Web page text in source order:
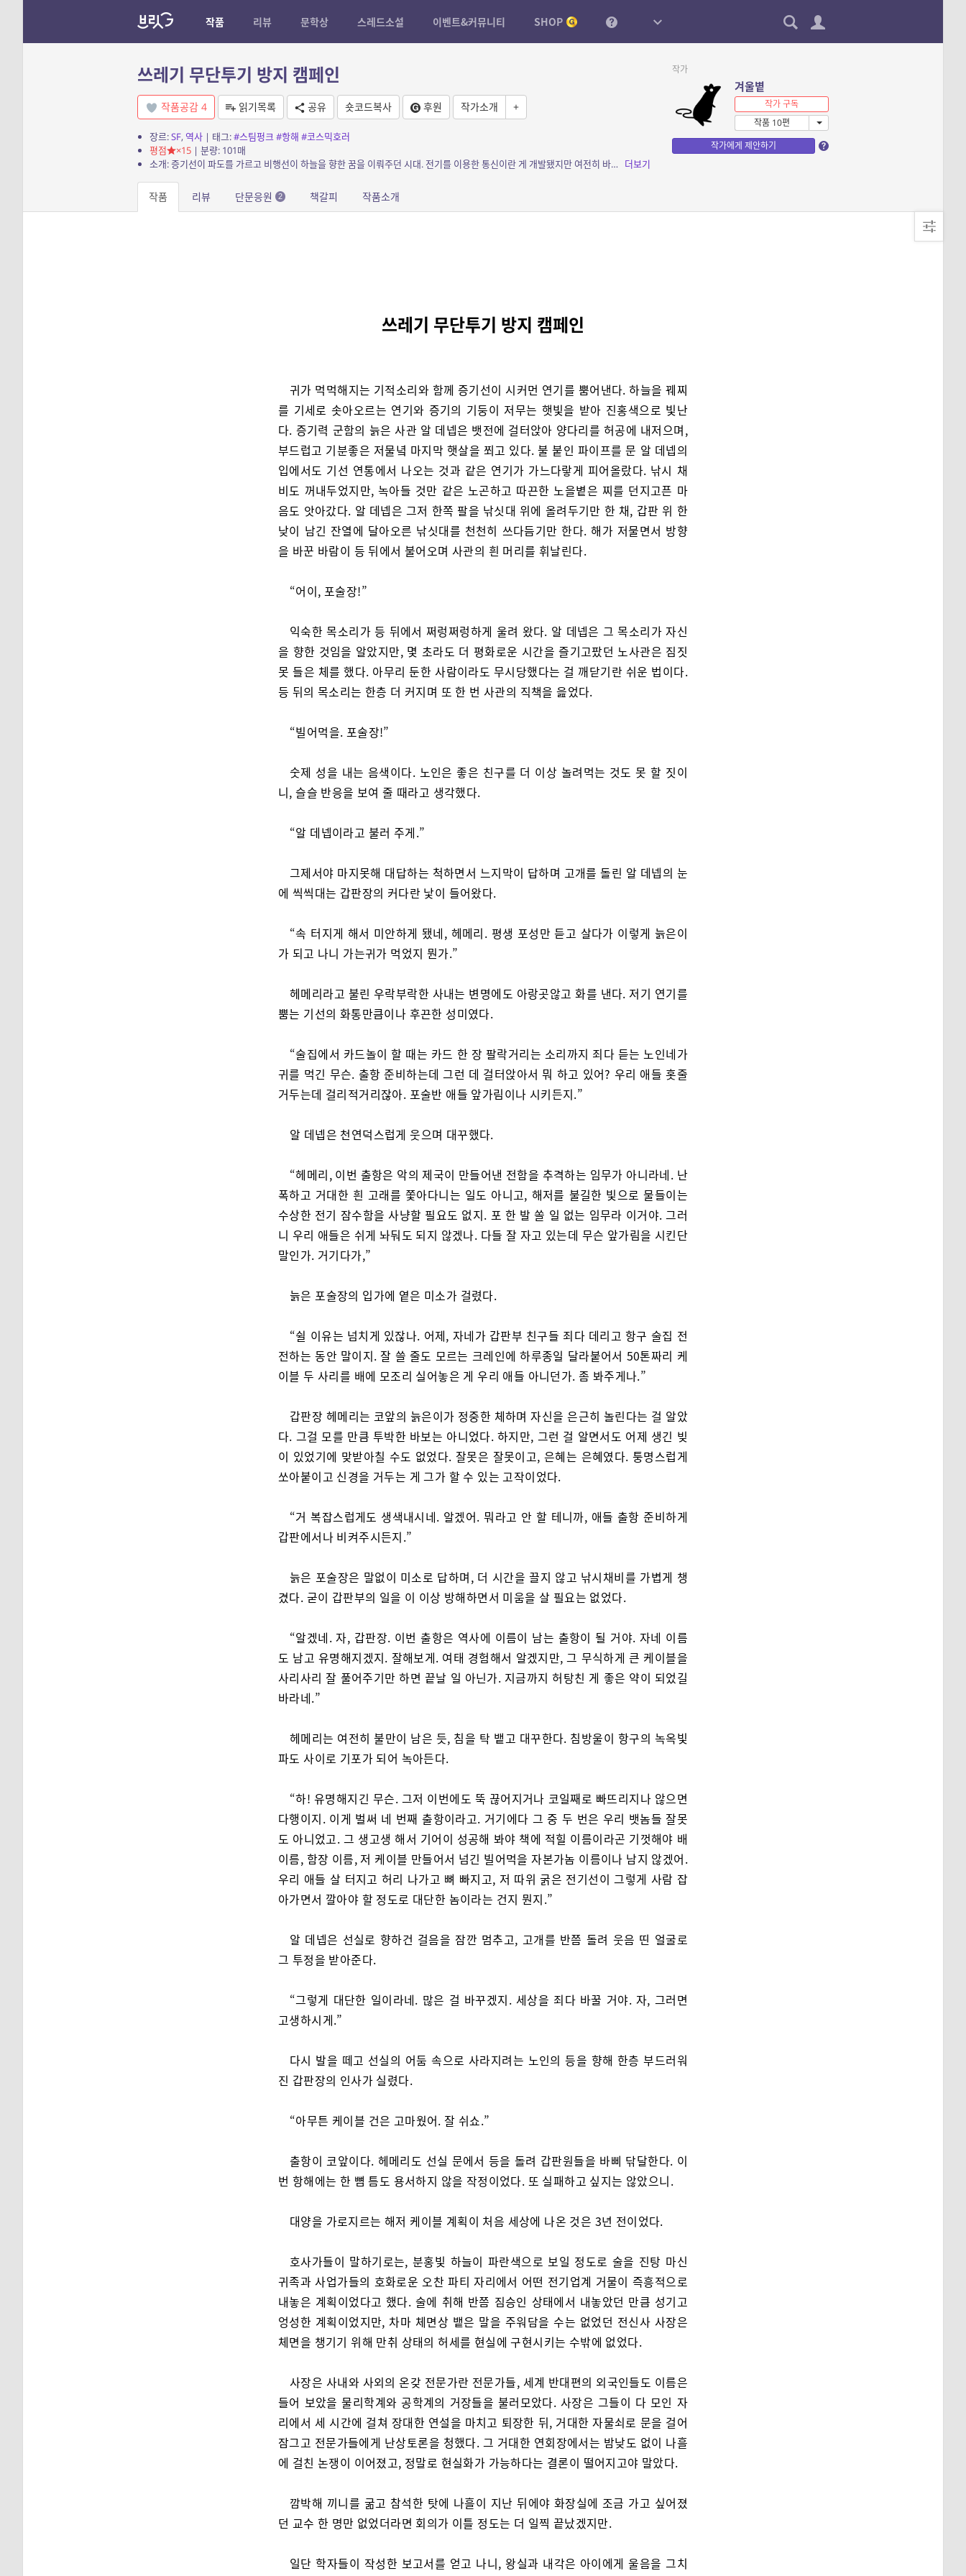
작품 리뷰 문학상 스레드소설 이벤트&커뮤니티 SHOP
쓰레기 무단투기 방지 캠페인
작품공감 4 읽기목록 공유 숏코드복사 후원 작가소개 +
장르:SF, 역사| 태그:#스팀펑크#항해 #코스믹호러
평점
×15| 분량: 101매
소개: 증기선이 파도를 가르고 비행선이 하늘을 향한 꿈을 이뤄주던 시대. 전기를 이용한 통신이란 게 개발됐지만 여전히 바다 너머까지는 전신이 닿지 않습니다. 머나먼 대륙까지 소식을 전하려... 더보기
작가
겨울볕
작가 구독
작품 10편
작가에게 제안하기
작품 리뷰 단문응원 2 책갈피 작품소개
쓰레기 무단투기 방지 캠페인
귀가 먹먹해지는 기적소리와 함께 증기선이 시커먼 연기를 뿜어낸다. 하늘을 꿰찌
를 기세로 솟아오르는 연기와 증기의 기둥이 저무는 햇빛을 받아 진홍색으로 빛난
다. 증기력 군함의 늙은 사관 알 데넵은 뱃전에 걸터앉아 양다리를 허공에 내저으며,
부드럽고 기분좋은 저물녘 마지막 햇살을 쬐고 있다. 불 붙인 파이프를 문 알 데넵의
입에서도 기선 연통에서 나오는 것과 같은 연기가 가느다랗게 피어올랐다. 낚시 채
비도 꺼내두었지만, 녹아들 것만 같은 노곤하고 따끈한 노을볕은 찌를 던지고픈 마
음도 앗아갔다. 알 데넵은 그저 한쪽 팔을 낚싯대 위에 올려두기만 한 채, 갑판 위 한
낮이 남긴 잔열에 달아오른 낚싯대를 천천히 쓰다듬기만 한다. 해가 저물면서 방향
을 바꾼 바람이 등 뒤에서 불어오며 사관의 흰 머리를 휘날린다.
“어이, 포술장!”
익숙한 목소리가 등 뒤에서 쩌렁쩌렁하게 울려 왔다. 알 데넵은 그 목소리가 자신
을 향한 것임을 알았지만, 몇 초라도 더 평화로운 시간을 즐기고팠던 노사관은 짐짓
못 들은 체를 했다. 아무리 둔한 사람이라도 무시당했다는 걸 깨닫기란 쉬운 법이다.
등 뒤의 목소리는 한층 더 커지며 또 한 번 사관의 직책을 읊었다.
“빌어먹을. 포술장!”
숫제 성을 내는 음색이다. 노인은 좋은 친구를 더 이상 놀려먹는 것도 못 할 짓이
니, 슬슬 반응을 보여 줄 때라고 생각했다.
“알 데넵이라고 불러 주게.”
그제서야 마지못해 대답하는 척하면서 느지막이 답하며 고개를 돌린 알 데넵의 눈
에 씩씩대는 갑판장의 커다란 낯이 들어왔다.
“속 터지게 해서 미안하게 됐네, 헤메리. 평생 포성만 듣고 살다가 이렇게 늙은이
가 되고 나니 가는귀가 먹었지 뭔가.”
헤메리라고 불린 우락부락한 사내는 변명에도 아랑곳않고 화를 낸다. 저기 연기를
뿜는 기선의 화통만큼이나 후끈한 성미였다.
“술집에서 카드놀이 할 때는 카드 한 장 팔락거리는 소리까지 죄다 듣는 노인네가
귀를 먹긴 무슨. 출항 준비하는데 그런 데 걸터앉아서 뭐 하고 있어? 우리 애들 홋줄
거두는데 걸리적거리잖아. 포술반 애들 앞가림이나 시키든지.”
알 데넵은 천연덕스럽게 웃으며 대꾸했다.
“헤메리, 이번 출항은 악의 제국이 만들어낸 전함을 추격하는 임무가 아니라네. 난
폭하고 거대한 흰 고래를 쫓아다니는 일도 아니고, 해저를 불길한 빛으로 물들이는
수상한 전기 잠수함을 사냥할 필요도 없지. 포 한 발 쏠 일 없는 임무라 이거야. 그러
니 우리 애들은 쉬게 놔둬도 되지 않겠나. 다들 잘 자고 있는데 무슨 앞가림을 시킨단
말인가. 거기다가,”
늙은 포술장의 입가에 옅은 미소가 걸렸다.
“쉴 이유는 넘치게 있잖나. 어제, 자네가 갑판부 친구들 죄다 데리고 항구 술집 전
전하는 동안 말이지. 잘 쓸 줄도 모르는 크레인에 하루종일 달라붙어서 50톤짜리 케
이블 두 사리를 배에 모조리 실어놓은 게 우리 애들 아니던가. 좀 봐주게나.”
갑판장 헤메리는 코앞의 늙은이가 정중한 체하며 자신을 은근히 놀린다는 걸 알았
다. 그걸 모를 만큼 투박한 바보는 아니었다. 하지만, 그런 걸 알면서도 어제 생긴 빚
이 있었기에 맞받아칠 수도 없었다. 잘못은 잘못이고, 은혜는 은혜였다. 퉁명스럽게
쏘아붙이고 신경을 거두는 게 그가 할 수 있는 고작이었다.
“거 복잡스럽게도 생색내시네. 알겠어. 뭐라고 안 할 테니까, 애들 출항 준비하게
갑판에서나 비켜주시든지.”
늙은 포술장은 말없이 미소로 답하며, 더 시간을 끌지 않고 낚시채비를 가볍게 챙
겼다. 굳이 갑판부의 일을 이 이상 방해하면서 미움을 살 필요는 없었다.
“알겠네. 자, 갑판장. 이번 출항은 역사에 이름이 남는 출항이 될 거야. 자네 이름
도 남고 유명해지겠지. 잘해보게. 여태 경험해서 알겠지만, 그 무식하게 큰 케이블을
사리사리 잘 풀어주기만 하면 끝날 일 아닌가. 지금까지 허탕친 게 좋은 약이 되었길
바라네.”
헤메리는 여전히 불만이 남은 듯, 침을 탁 뱉고 대꾸한다. 침방울이 항구의 녹옥빛
파도 사이로 기포가 되어 녹아든다.
“하! 유명해지긴 무슨. 그저 이번에도 뚝 끊어지거나 코일째로 빠뜨리지나 않으면
다행이지. 이게 벌써 네 번째 출항이라고. 거기에다 그 중 두 번은 우리 뱃놈들 잘못
도 아니었고. 그 생고생 해서 기어이 성공해 봐야 책에 적힐 이름이라곤 기껏해야 배
이름, 함장 이름, 저 케이블 만들어서 넘긴 빌어먹을 자본가놈 이름이나 남지 않겠어.
우리 애들 살 터지고 허리 나가고 뼈 빠지고, 저 따위 굵은 전기선이 그렇게 사람 잡
아가면서 깔아야 할 정도로 대단한 놈이라는 건지 뭔지.”
알 데넵은 선실로 향하건 걸음을 잠깐 멈추고, 고개를 반쯤 돌려 웃음 띤 얼굴로
그 투정을 받아준다.
“그렇게 대단한 일이라네. 많은 걸 바꾸겠지. 세상을 죄다 바꿀 거야. 자, 그러면
고생하시게.”
다시 발을 떼고 선실의 어둠 속으로 사라지려는 노인의 등을 향해 한층 부드러워
진 갑판장의 인사가 실렸다.
“아무튼 케이블 건은 고마웠어. 잘 쉬쇼.”
출항이 코앞이다. 헤메리도 선실 문에서 등을 돌려 갑판원들을 바삐 닦달한다. 이
번 항해에는 한 뼘 틈도 용서하지 않을 작정이었다. 또 실패하고 싶지는 않았으니.
대양을 가로지르는 해저 케이블 계획이 처음 세상에 나온 것은 3년 전이었다.
호사가들이 말하기로는, 분홍빛 하늘이 파란색으로 보일 정도로 술을 진탕 마신
귀족과 사업가들의 호화로운 오찬 파티 자리에서 어떤 전기업계 거물이 즉흥적으로
내놓은 계획이었다고 했다. 술에 취해 반쯤 짐승인 상태에서 내놓았던 만큼 성기고
엉성한 계획이었지만, 차마 체면상 뱉은 말을 주워담을 수는 없었던 전신사 사장은
체면을 챙기기 위해 만취 상태의 허세를 현실에 구현시키는 수밖에 없었다.
사장은 사내와 사외의 온갖 전문가란 전문가들, 세계 반대편의 외국인들도 이름은
들어 보았을 물리학계와 공학계의 거장들을 불러모았다. 사장은 그들이 다 모인 자
리에서 세 시간에 걸쳐 장대한 연설을 마치고 퇴장한 뒤, 거대한 자물쇠로 문을 걸어
잠그고 전문가들에게 난상토론을 청했다. 그 거대한 연회장에서는 밤낮도 없이 나흘
에 걸친 논쟁이 이어졌고, 정말로 현실화가 가능하다는 결론이 떨어지고야 말았다.
깜박해 끼니를 굶고 참석한 탓에 나흘이 지난 뒤에야 화장실에 조금 가고 싶어졌
던 교수 한 명만 없었더라면 회의가 이틀 정도는 더 일찍 끝났겠지만.
일단 학자들이 작성한 보고서를 얻고 나니, 왕실과 내각은 아이에게 울음을 그치